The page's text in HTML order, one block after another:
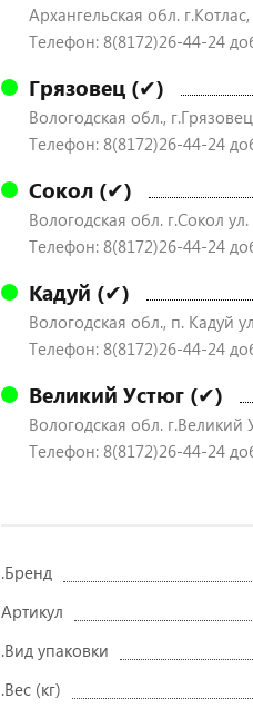
Архангельская обл.
Телефон: 8(8172)26-44-24
Грязовец (✔)
Вологодская обл.,
Телефон: 8(8172)26-44-24
Сокол (✔)
Вологодская обл. г.Сокол
Телефон: 8(8172)26-44-24
Кадуй (✔)
Вологодская обл., п. Кадуй
Телефон: 8(8172)26-44-24
Великий Устюг (✔)
Вологодская обл. г.Великий
Телефон: 8(8172)26-44-24
.Бренд
Артикул
.Вид упаковки
.Вес (кг)